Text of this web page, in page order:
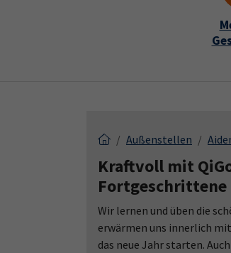
Außenstellen
Kraftvoll mit
Fortgeschrittene
Wir lernen und üben die
erwärmen uns innerlich
das neue Jahr starten.